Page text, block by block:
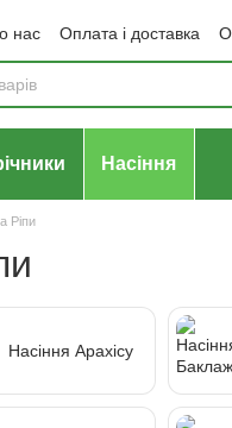
нас Оплата і доставка
магазин
Угода
Насіння
Ріпи
Насіння Арахісу